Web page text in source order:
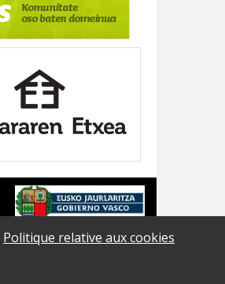
Politique relative aux cookies